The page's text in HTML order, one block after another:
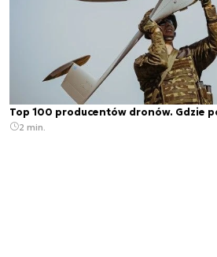
Top 100 producentów dronów. Gdzie
2 min.